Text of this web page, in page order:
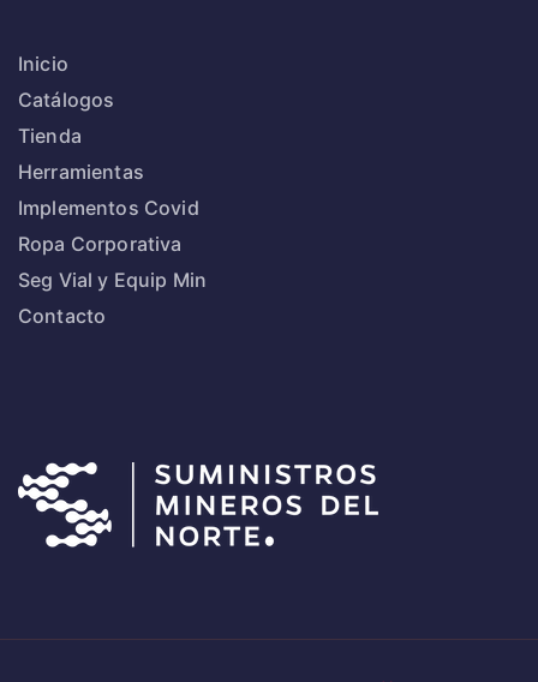
Inicio
Catálogos
Tienda
Herramientas
Implementos Covid
Ropa Corporativa
Seg Vial y Equip Min
Contacto